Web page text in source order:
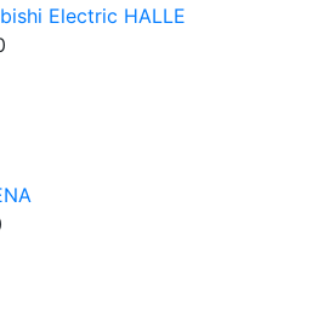
Electric HALLE